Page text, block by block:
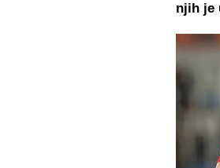
njih je